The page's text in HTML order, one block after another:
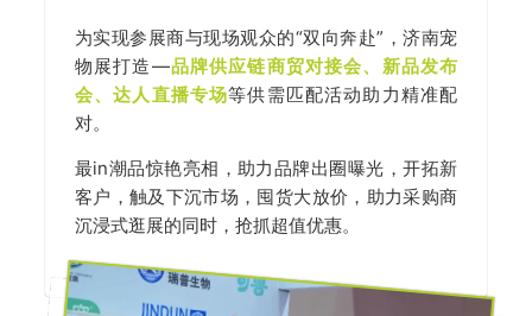
为实现参展商与现场观众的“双向奔赴”，济南宠
物展打造—品牌供应链商贸对接会、新品发布
会、达人直播专场等供需匹配活动助力精准配
对。
最in潮品惊艳亮相，助力品牌出圈曝光，开拓新
客户，触及下沉市场，囤货大放价，助力采购商
沉浸式逛展的同时，抢抓超值优惠。